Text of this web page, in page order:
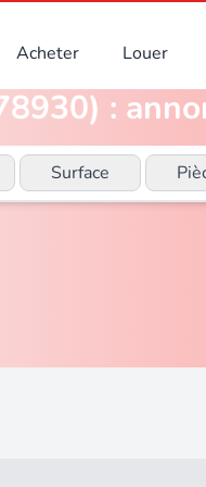
Acheter Louer
:
Surface